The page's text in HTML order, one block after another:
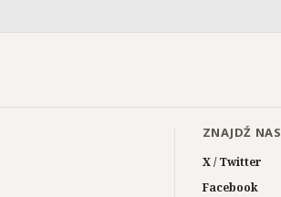
ZNAJDŹ NAS
X / Twitter
Facebook